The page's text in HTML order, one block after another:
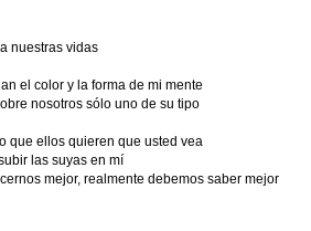
nuestras vidas
el color y la forma de mi mente
nosotros sólo uno de su tipo
que ellos quieren que usted vea
las suyas en mí
mejor, realmente debemos saber mejor